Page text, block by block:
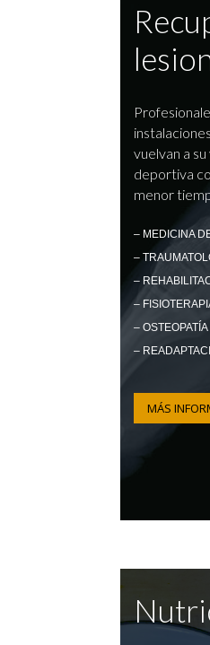
vuelvan a
deportiva
menor
– MEDICINA
–
–
–
– OSTEOPATÍA
–
MÁS